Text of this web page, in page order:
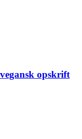
opskrift